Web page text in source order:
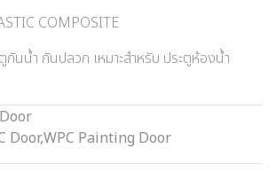
COMPOSITE
กันน้ำ กันปลวก เหมาะสำหรับ ประตูห้องน้ำ
Door,WPC Painting Door